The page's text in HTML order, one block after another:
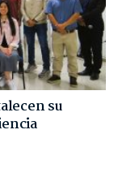
su